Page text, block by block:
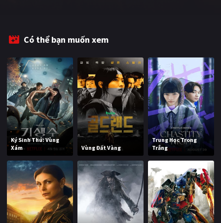
Có thể bạn muốn xem
Ký Sinh Thú: Vùng
Xám
Vùng Đất Vàng
Trung Học Trong
Trắng